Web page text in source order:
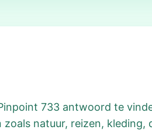
733 antwoord te
zoals natuur, reizen,